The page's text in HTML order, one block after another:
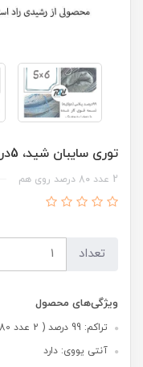
توری سایبان شید، 5در6، دوخت درجه 1، 99درصد پلاس
2 عدد 80 درصد روی هم
تعداد
ویژگی‌های محصول
تراکم: 99 درصد ( 2 عدد 80 درصد روی هم)
آنتی یووی: دارد